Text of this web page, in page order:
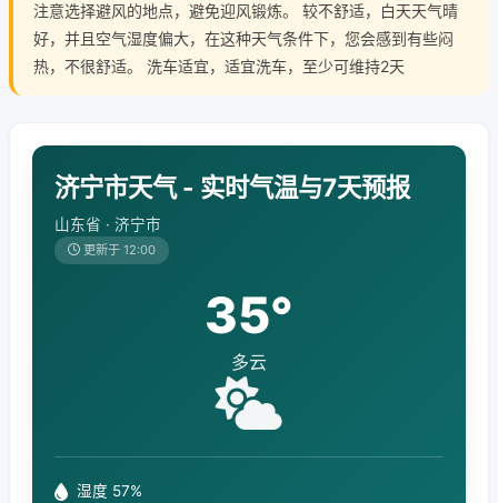
注意选择避风的地点，避免迎风锻炼。 较不舒适，白天天气晴
好，并且空气湿度偏大，在这种天气条件下，您会感到有些闷
热，不很舒适。 洗车适宜，适宜洗车，至少可维持2天
济宁市天气 - 实时气温与7天预报
山东省 · 济宁市
更新于 12:00
35°
多云
湿度 57%